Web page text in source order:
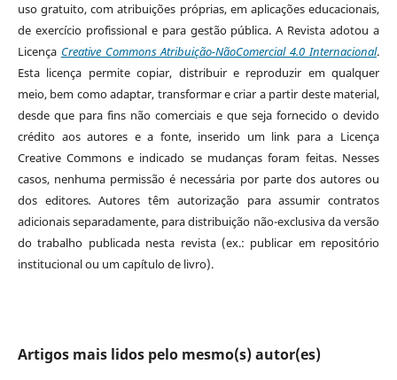
uso gratuito, com atribuições próprias, em aplicações educacionais,
de exercício profissional e para gestão pública. A Revista adotou a
Licença Creative Commons Atribuição-NãoComercial 4.0 Internacional.
Esta licença permite copiar, distribuir e reproduzir em qualquer
meio, bem como adaptar, transformar e criar a partir deste material,
desde que para fins não comerciais e que seja fornecido o devido
crédito aos autores e a fonte, inserido um link para a Licença
Creative Commons e indicado se mudanças foram feitas. Nesses
casos, nenhuma permissão é necessária por parte dos autores ou
dos editores.Autores têm autorização para assumir contratos
adicionais separadamente, para distribuição não-exclusiva da versão
do trabalho publicada nesta revista (ex.: publicar em repositório
institucional ou um capítulo de livro).
Artigos mais lidos pelo mesmo(s) autor(es)